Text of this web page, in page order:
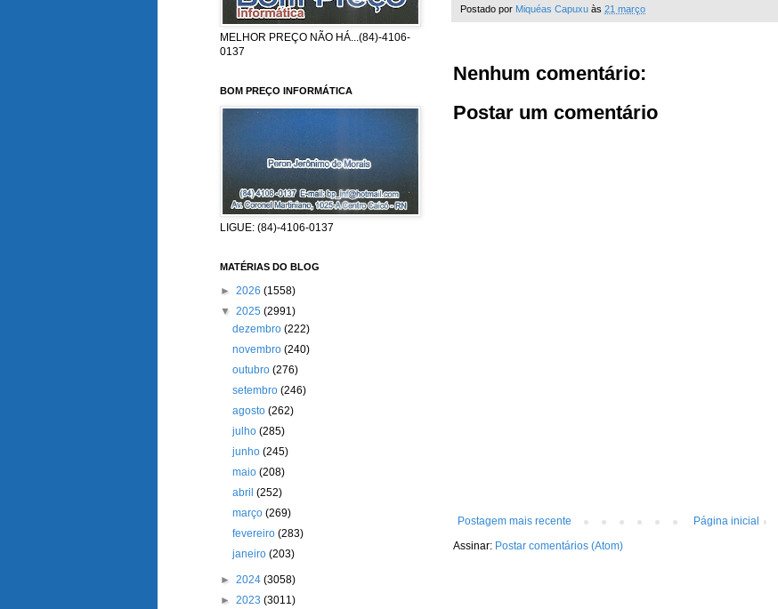
Postado por Miquéas Capuxu às 21 março
Nenhum comentário:
Postar um comentário
Postagem mais recente
Página inicial
Assinar: Postar comentários (Atom)
MELHOR PREÇO NÃO HÁ...(84)-4106-
0137
BOM PREÇO INFORMÁTICA
LIGUE: (84)-4106-0137
MATÉRIAS DO BLOG
► 2026 (1558)
▼ 2025 (2991)
dezembro(222)
novembro(240)
outubro(276)
setembro(246)
agosto(262)
julho(285)
junho(245)
maio(208)
abril(252)
março(269)
fevereiro(283)
janeiro(203)
► 2024 (3058)
► 2023 (3011)